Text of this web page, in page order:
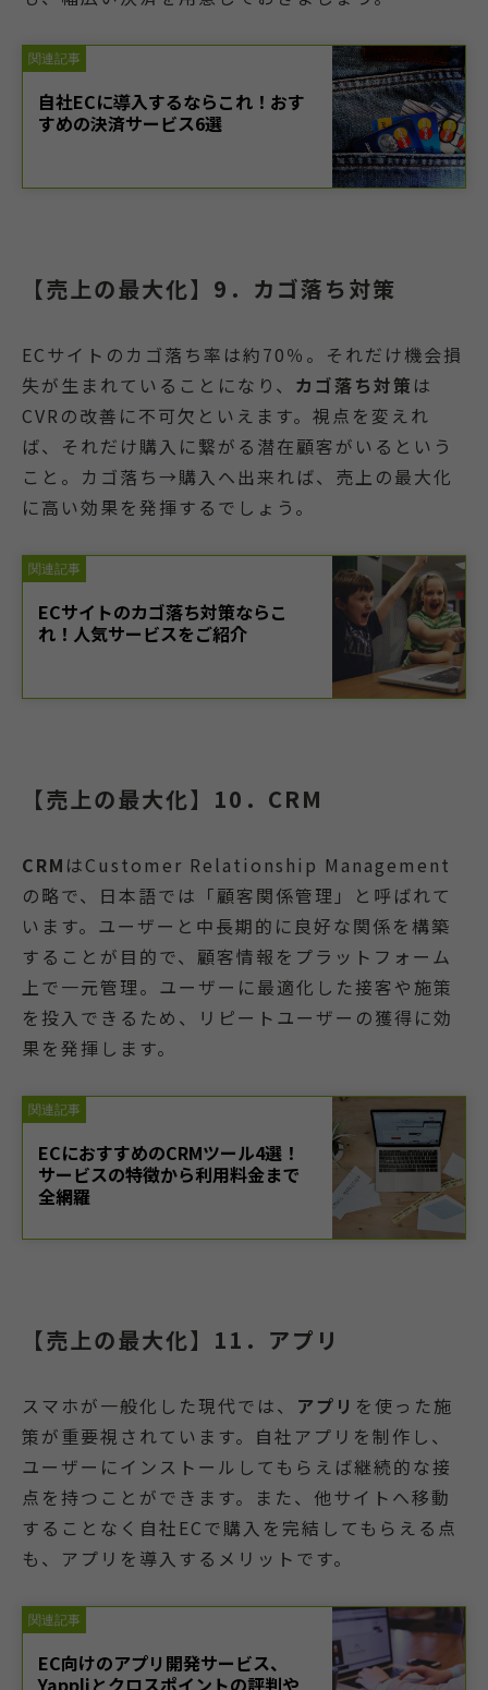
【売上の最大化】9．カゴ落ち対策
ECサイトのカゴ落ち率は約70％。それだけ機会損
失が生まれていることになり、 カゴ落ち対策 は
CVRの改善に不可欠といえます。視点を変えれ
ば、それだけ購入に繋がる潜在顧客がいるという
こと。カゴ落ち→購入へ出来れば、売上の最大化
に高い効果を発揮するでしょう。
【売上の最大化】10．CRM
CRM はCustomer Relationship Management
の略で、日本語では「顧客関係管理」と呼ばれて
います。ユーザーと中長期的に良好な関係を構築
することが目的で、顧客情報をプラットフォーム
上で一元管理。ユーザーに最適化した接客や施策
を投入できるため、リピートユーザーの獲得に効
果を発揮します。
【売上の最大化】11．アプリ
スマホが一般化した現代では、 アプリ を使った施
策が重要視されています。自社アプリを制作し、
ユーザーにインストールしてもらえば継続的な接
点を持つことができます。また、他サイトへ移動
することなく自社ECで購入を完結してもらえる点
も、アプリを導入するメリットです。